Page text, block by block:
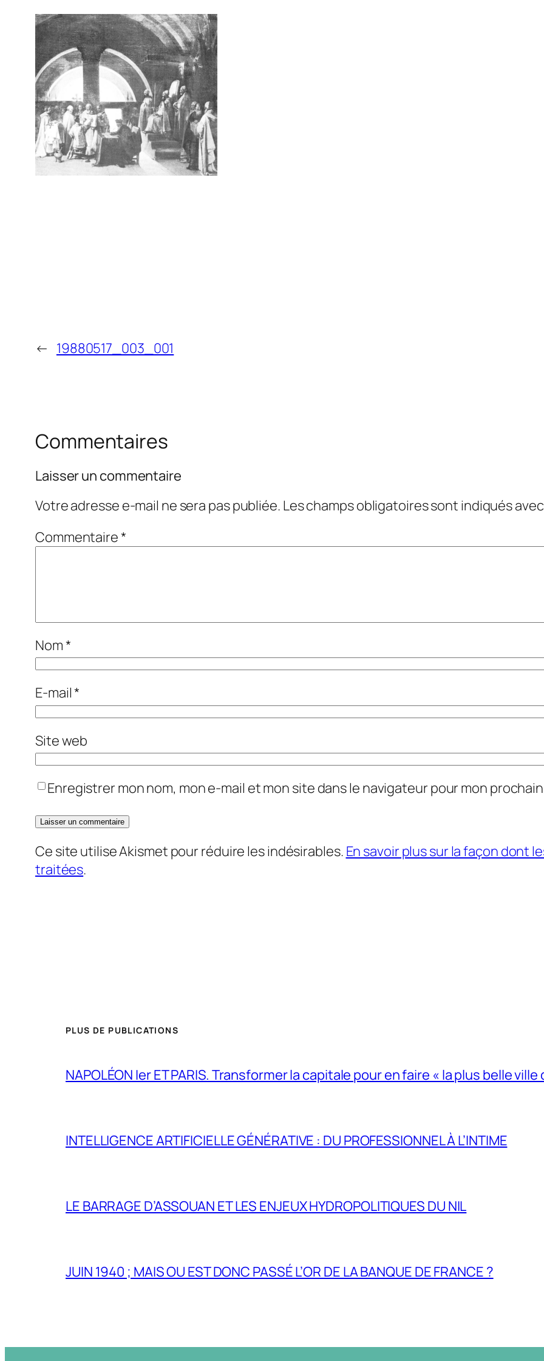
← 19880517_003_001
Commentaires
Laisser un commentaire
Votre adresse e-mail ne sera pas publiée. Les champs obligatoires sont indiqués
Commentaire*
Nom*
E-mail*
Site web
Enregistrer mon nom, mon e-mail et mon site dans le navigateur pour mon
Ce site utilise Akismet pour réduire les indésirables. En savoir plus sur la façon dont
traitées.
PLUS DE PUBLICATIONS
NAPOLÉON Ier ET PARIS. Transformer la capitale pour en faire « la plus belle
INTELLIGENCE ARTIFICIELLE GÉNÉRATIVE : DU PROFESSIONNEL À L’INTIME
LE BARRAGE D’ASSOUAN ET LES ENJEUX HYDROPOLITIQUES DU NIL
JUIN 1940 ; MAIS OU EST DONC PASSÉ L’OR DE LA BANQUE DE FRANCE ?